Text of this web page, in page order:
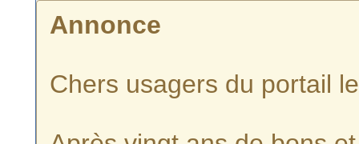
Annonce
Chers usagers du portail